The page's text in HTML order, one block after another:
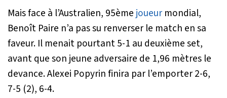
Mais face à l’Australien, 95ème joueur mondial,
Benoît Paire n’a pas su renverser le match en sa
faveur. Il menait pourtant 5-1 au deuxième set,
avant que son jeune adversaire de 1,96 mètres le
devance. Alexei Popyrin finira par l’emporter 2-6,
7-5 (2), 6-4.